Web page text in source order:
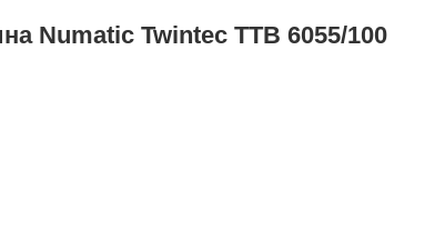
Numatic Twintec TTB 6055/100